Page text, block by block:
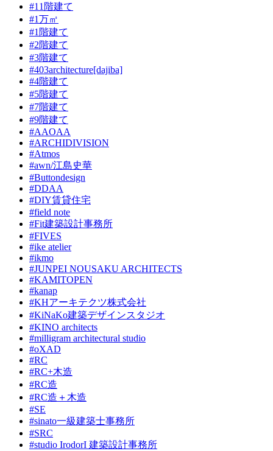
#11階建て
#1万㎡
#1階建て
#2階建て
#3階建て
#403architecture[dajiba]
#4階建て
#5階建て
#7階建て
#9階建て
#AAOAA
#ARCHIDIVISION
#Atmos
#awn/江島史華
#Buttondesign
#DDAA
#DIY賃貸住宅
#field note
#Fit建築設計事務所
#FIVES
#ike atelier
#ikmo
#JUNPEI NOUSAKU ARCHITECTS
#KAMITOPEN
#kanap
#KHアーキテクツ株式会社
#KiNaKo建築デザインスタジオ
#KINO architects
#milligram architectural studio
#oXAD
#RC
#RC+木造
#RC造
#RC造＋木造
#SE
#sinato一級建築士事務所
#SRC
#studio IrodorI 建築設計事務所